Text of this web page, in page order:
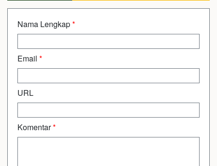
Nama Lengkap*
Email *
URL
Komentar*